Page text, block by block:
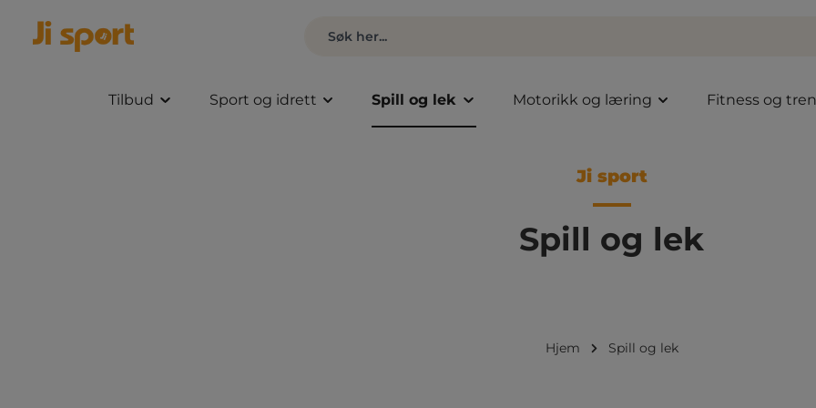
Tilbud Sport og idrett Spill og lek Motorikk og læring Fitness og
Ji sport
Spill og lek
Hjem Spill og lek